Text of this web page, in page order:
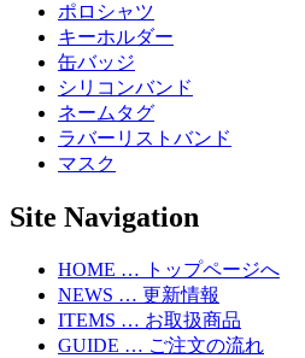
ポロシャツ
キーホルダー
缶バッジ
シリコンバンド
ネームタグ
ラバーリストバンド
マスク
Site Navigation
HOME … トップページへ
NEWS … 更新情報
ITEMS … お取扱商品
GUIDE … ご注文の流れ